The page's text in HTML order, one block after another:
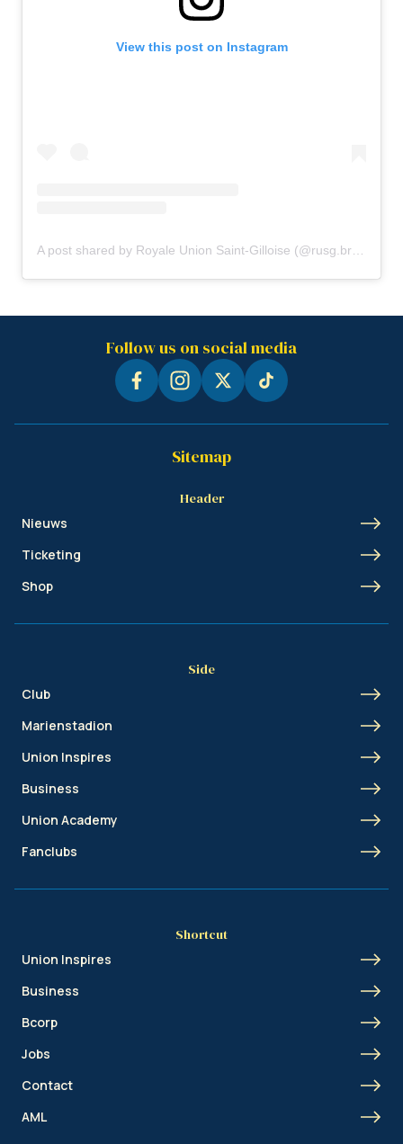
View this post on Instagram
Follow us on social media
Sitemap
Header
Nieuws
Ticketing
Shop
Side
Club
Marienstadion
Union Inspires
Business
Union Academy
Fanclubs
Shortcut
Union Inspires
Business
Bcorp
Jobs
Contact
AML